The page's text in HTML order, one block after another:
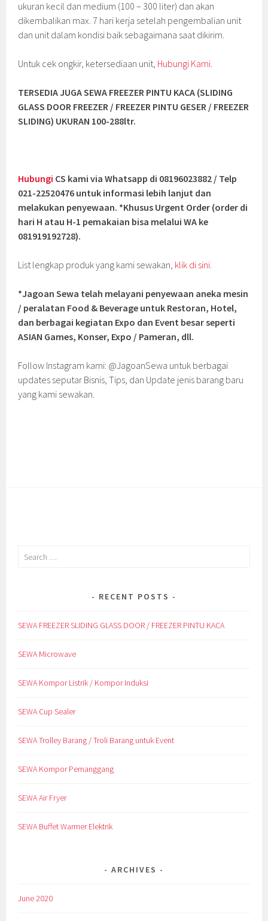
ukuran kecil dan medium (100 – 300 liter) dan akan
dikembalikan max. 7 hari kerja setelah pengembalian unit
dan unit dalam kondisi baik sebagaimana saat dikirim.
Untuk cek ongkir, ketersediaan unit, Hubungi Kami.
TERSEDIA JUGA SEWA FREEZER PINTU KACA (SLIDING
GLASS DOOR FREEZER / FREEZER PINTU GESER / FREEZER
SLIDING) UKURAN 100-288ltr.
Hubungi CS kami via Whatsapp di 08196023882 / Telp
021-22520476 untuk informasi lebih lanjut dan
melakukan penyewaan. *Khusus Urgent Order (order di
hari H atau H-1 pemakaian bisa melalui WA ke
081919192728).
List lengkap produk yang kami sewakan, klik di sini.
*Jagoan Sewa telah melayani penyewaan aneka mesin
/ peralatan Food & Beverage untuk Restoran, Hotel,
dan berbagai kegiatan Expo dan Event besar seperti
ASIAN Games, Konser, Expo / Pameran, dll.
Follow Instagram kami: @JagoanSewa untuk berbagai
updates seputar Bisnis, Tips, dan Update jenis barang baru
yang kami sewakan.
Search
RECENT POSTS
SEWA FREEZER SLIDING GLASS DOOR / FREEZER PINTU KACA
SEWA Microwave
SEWA Kompor Listrik / Kompor Induksi
SEWA Cup Sealer
SEWA Trolley Barang / Troli Barang untuk Event
SEWA Kompor Pemanggang
SEWA Air Fryer
SEWA Buffet Warmer Elektrik
ARCHIVES
June 2020